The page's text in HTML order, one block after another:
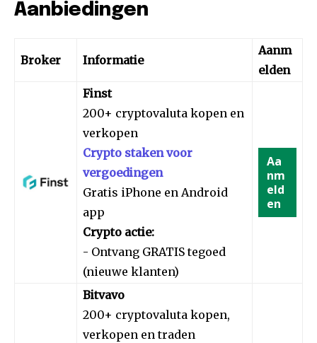
Aanbiedingen
Broker Informatie
Aanm
elden
Finst
200+ cryptovaluta kopen en
verkopen
Crypto staken voor
vergoedingen
Gratis iPhone en Android
app
Crypto actie:
- Ontvang GRATIS tegoed
(nieuwe klanten)
Aa
nm
eld
en
Bitvavo
200+ cryptovaluta kopen,
verkopen en traden